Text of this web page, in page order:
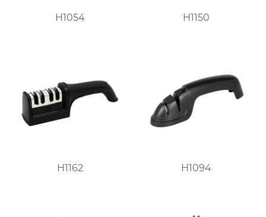
H1054 H1150
H1162 H1094